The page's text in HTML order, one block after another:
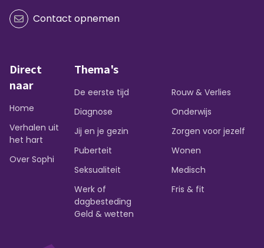
Contact opnemen
Direct
naar
Home
Verhalen uit
het hart
Over Sophi
Thema's
De eerste tijd
Diagnose
Jij en je gezin
Puberteit
Seksualiteit
Werk of
dagbesteding
Rouw & Verlies
Onderwijs
Zorgen voor jezelf
Wonen
Medisch
Fris & fit
Geld & wetten